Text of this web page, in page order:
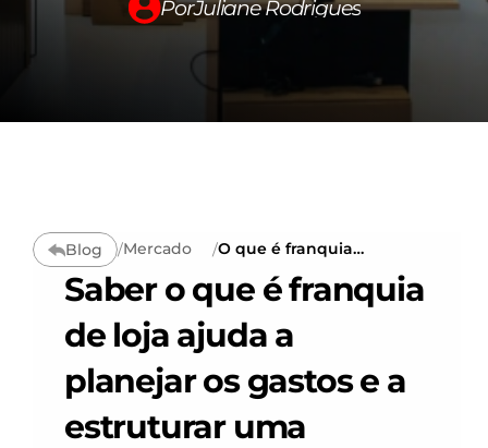
Changelog
Pricing
Conteúdos →
RESOURCES
PorJuliane Rodrigues
Blog /Mercado /O que é franquia
vantagens e tipos
de operações
Saber o que é franquia
de loja ajuda a
planejar os gastos e a
estruturar uma